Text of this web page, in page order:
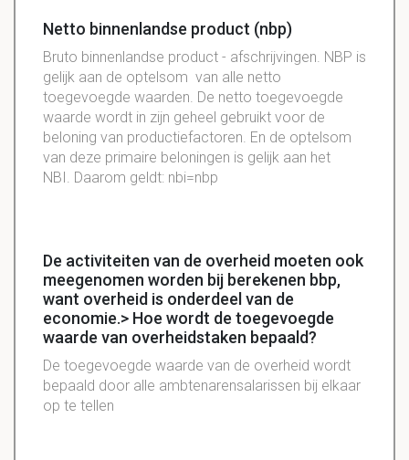
Netto binnenlandse product (nbp)
Bruto binnenlandse product - afschrijvingen. NBP is
gelijk aan de optelsom van alle netto
toegevoegde waarden. De netto toegevoegde
waarde wordt in zijn geheel gebruikt voor de
beloning van productiefactoren. En de optelsom
van deze primaire beloningen is gelijk aan het
NBI. Daarom geldt: nbi=nbp
De activiteiten van de overheid moeten ook
meegenomen worden bij berekenen bbp,
want overheid is onderdeel van de
economie.> Hoe wordt de toegevoegde
waarde van overheidstaken bepaald?
De toegevoegde waarde van de overheid wordt
bepaald door alle ambtenarensalarissen bij elkaar
op te tellen